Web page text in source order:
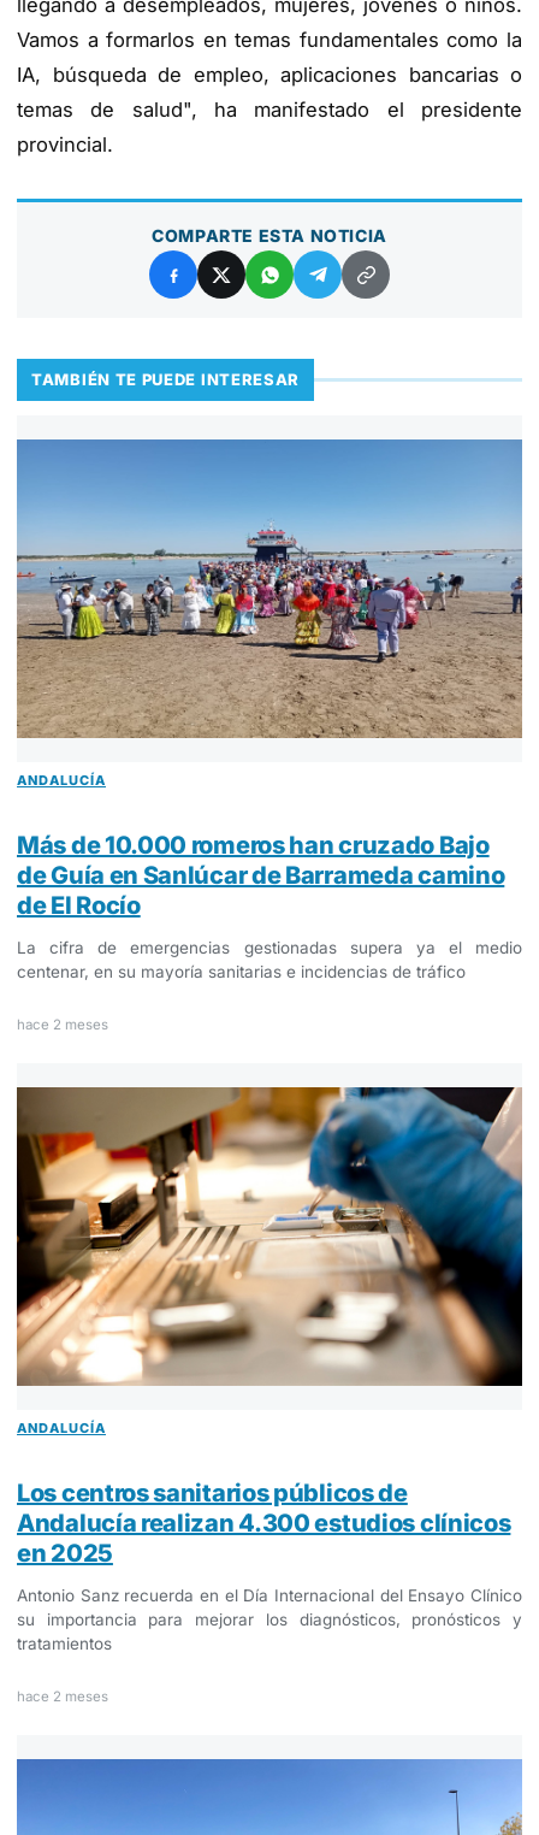
llegando a desempleados, mujeres, jóvenes o niños.
Vamos a formarlos en temas fundamentales como la
IA, búsqueda de empleo, aplicaciones bancarias o
temas de salud", ha manifestado el presidente
provincial.
COMPARTE ESTA NOTICIA
TAMBIÉN TE PUEDE INTERESAR
ANDALUCÍA
Más de 10.000 romeros han cruzado Bajo
de Guía en Sanlúcar de Barrameda camino
de El Rocío
La cifra de emergencias gestionadas supera ya el medio
centenar, en su mayoría sanitarias e incidencias de tráfico
hace 2 meses
ANDALUCÍA
Los centros sanitarios públicos de
Andalucía realizan 4.300 estudios clínicos
en 2025
Antonio Sanz recuerda en el Día Internacional del Ensayo Clínico
su importancia para mejorar los diagnósticos, pronósticos y
tratamientos
hace 2 meses